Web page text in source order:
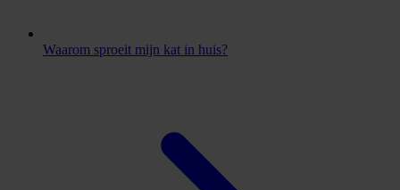
Waarom sproeit mijn kat in huis?